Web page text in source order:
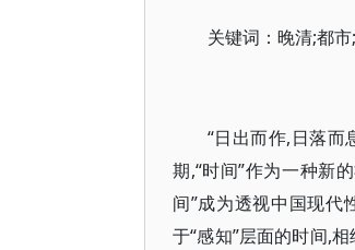
关键词：晚清;都
“日出而作,日落而
期,“时间”作为一种新
间”成为透视中国现代
于“感知”层面的时间,